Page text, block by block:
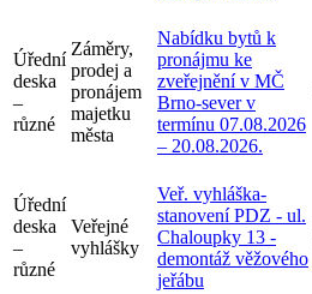
Úřední
deska
–
různé
Záměry,
prodej a
pronájem
majetku
města
Nabídku bytů k
pronájmu ke
zveřejnění v MČ
Brno-sever v
termínu 07.08.2026
– 20.08.2026.
Úřední
deska
–
různé
Veřejné
vyhlášky
Veř. vyhláška-
stanovení PDZ - ul.
Chaloupky 13 -
demontáž věžového
jeřábu